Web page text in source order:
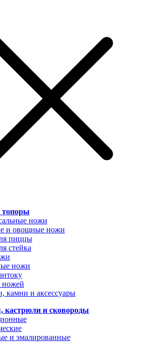
ножи
и овощные ножи
пиццы
стейка
ножи
камни и аксессуары
кастрюли и сковороды
и эмалированные